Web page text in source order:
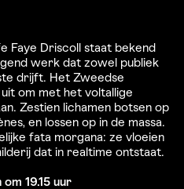
Faye Driscoll staat bekend
werk dat zowel publiek
drijft. Het Zweedse
om met het voltallige
Zestien lichamen botsen op
en lossen op in de massa.
fata morgana: ze vloeien
dat in realtime ontstaat.
19.15 uur